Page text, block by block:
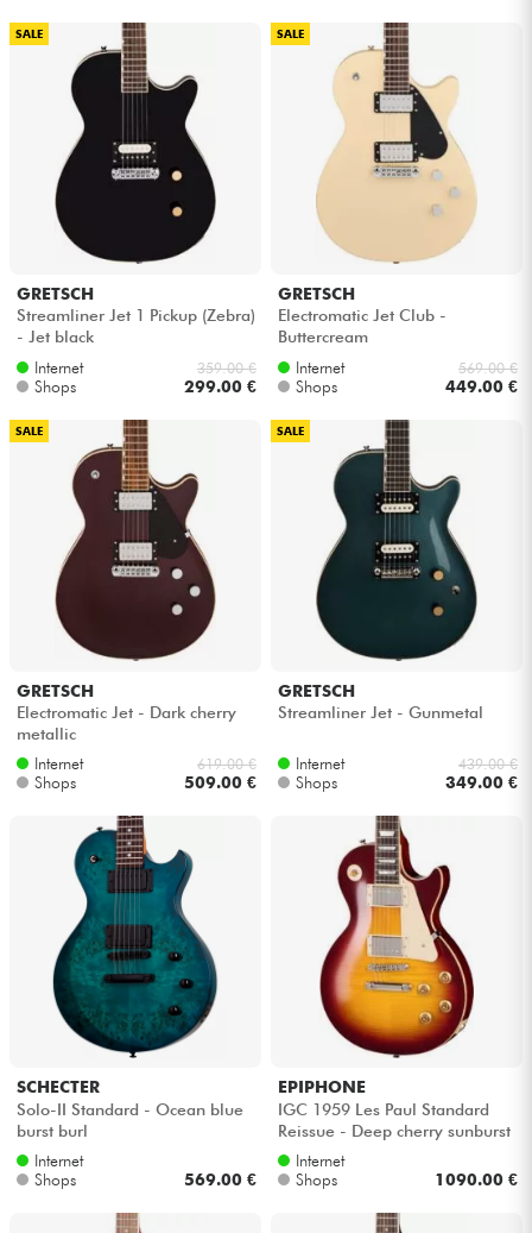
SALE
GRETSCH
Streamliner Jet 1 Pickup (Zebra)
- Jet black
Internet
Shops
359.00 €
299.00 €
SALE
GRETSCH
Electromatic Jet Club -
Buttercream
Internet
Shops
569.00 €
449.00 €
SALE
GRETSCH
Electromatic Jet - Dark cherry
metallic
Internet
Shops
619.00 €
509.00 €
SALE
GRETSCH
Streamliner Jet - Gunmetal
Internet
Shops
439.00 €
349.00 €
SCHECTER
Solo-II Standard - Ocean blue
burst burl
Internet
Shops
569.00 €
EPIPHONE
IGC 1959 Les Paul Standard
Reissue - Deep cherry sunburst
Internet
Shops
1090.00 €